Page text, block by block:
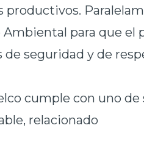
productivos.
para que el
de seguridad y de
cumple con uno
relacionado